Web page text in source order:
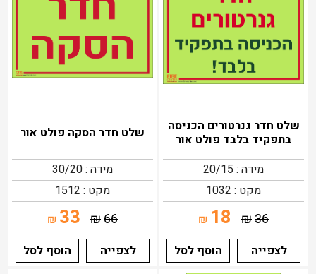
שלט חדר גנרטורים הכניסה
בתפקיד בלבד פולט אור
מידה : 20/15
מקט : 1032
36
₪
18
₪
לצפייה
הוסף לסל
שלט חדר הסקה פולט אור
מידה : 30/20
מקט : 1512
66
₪
33
₪
לצפייה
הוסף לסל